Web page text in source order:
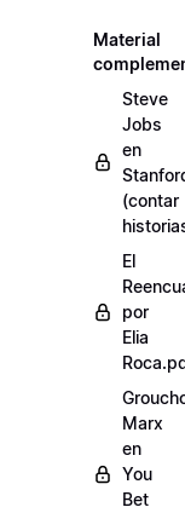
Material
Steve
Jobs
en
(contar
El
por
Elia
Marx
en
You
Bet